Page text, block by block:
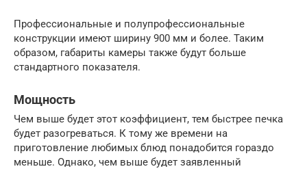
Профессиональные и полупрофессиональные
конструкции имеют ширину 900 мм и более. Таким
образом, габариты камеры также будут больше
стандартного показателя.
Мощность
Чем выше будет этот коэффициент, тем быстрее печка
будет разогреваться. К тому же времени на
приготовление любимых блюд понадобится гораздо
меньше. Однако, чем выше будет заявленный